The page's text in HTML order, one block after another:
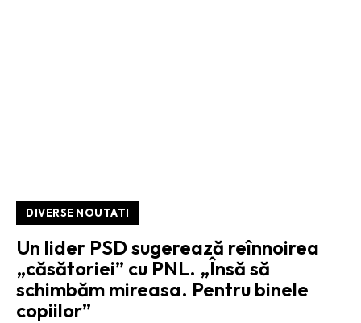
DIVERSE NOUTATI
Un lider PSD sugerează reînnoirea
„căsătoriei” cu PNL. „Însă să
schimbăm mireasa. Pentru binele
copiilor”